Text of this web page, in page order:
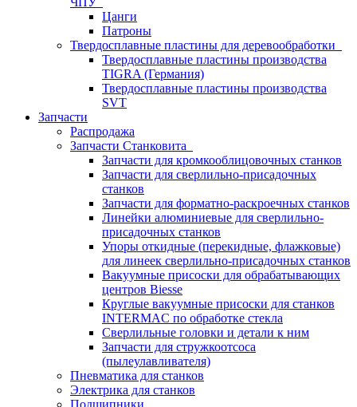
Цанги
Патроны
Твердосплавные пластины для деревообработки
Твердосплавные пластины производства
TIGRA (Германия)
Твердосплавные пластины производства
SVT
Запчасти
Распродажа
Запчасти Станковита
Запчасти для кромкооблицовочных станков
Запчасти для сверлильно-присадочных
станков
Запчасти для форматно-раскроечных станков
Линейки алюминиевые для сверлильно-
присадочных станков
Упоры откидные (перекидные, флажковые)
для линеек сверлильно-присадочных станков
Вакуумные присоски для обрабатывающих
центров Biesse
Круглые вакуумные присоски для станков
INTERMAC по обработке стекла
Сверлильные головки и детали к ним
Запчасти для стружкоотсоса
(пылеулавливателя)
Пневматика для станков
Электрика для станков
Подшипники